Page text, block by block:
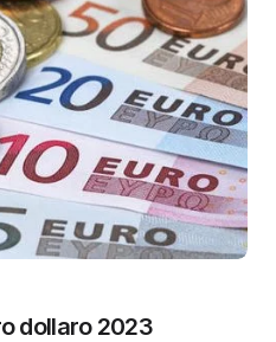
dollaro 2023